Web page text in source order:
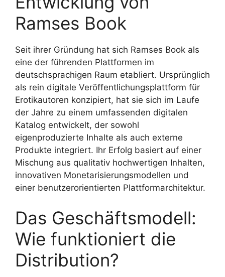
Ramses Book
Seit ihrer Gründung hat sich Ramses Book als
eine der führenden Plattformen im
deutschsprachigen Raum etabliert. Ursprünglich
als rein digitale Veröffentlichungsplattform für
Erotikautoren konzipiert, hat sie sich im Laufe
der Jahre zu einem umfassenden digitalen
Katalog entwickelt, der sowohl
eigenproduzierte Inhalte als auch externe
Produkte integriert. Ihr Erfolg basiert auf einer
Mischung aus qualitativ hochwertigen Inhalten,
innovativen Monetarisierungsmodellen und
einer benutzerorientierten Plattformarchitektur.
Das Geschäftsmodell:
Wie funktioniert die
Distribution?